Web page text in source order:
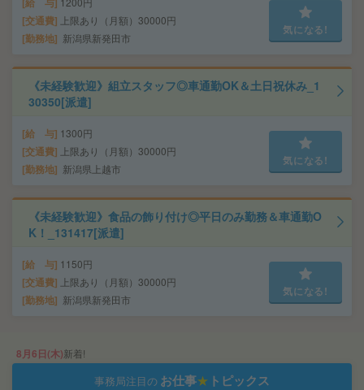
交通費 上限あり（月額）30000円
勤務地 新潟県新発田市
気になる!
《未経験歓迎》組立スタッフ◎車通勤OK＆土日祝休み_1
30350[派遣]
給 与 1300円
交通費 上限あり（月額）30000円
勤務地 新潟県上越市
気になる!
《未経験歓迎》食品の飾り付け◎平日のみ勤務＆車通勤O
K！_131417[派遣]
給 与 1150円
交通費 上限あり（月額）30000円
勤務地 新潟県新発田市
気になる!
8月6日(木)新着!
事務局注目の お仕事★ トピックス